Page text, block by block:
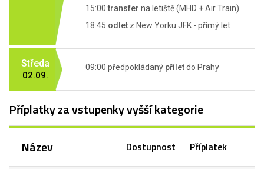
15:00transfer na letiště (MHD + Air Train)
18:45 odlet z New Yorku JFK - přímý let
Středa
02.09.
09:00 předpokládaný příletdo Prahy
Příplatky za vstupenky vyšší kategorie
Název Dostupnost Příplatek